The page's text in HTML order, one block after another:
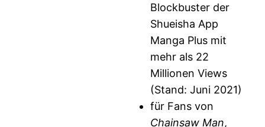
Blockbuster der
Shueisha App
Manga Plus mit
mehr als 22
Millionen Views
(Stand: Juni 2021)
für Fans von
Chainsaw Man,